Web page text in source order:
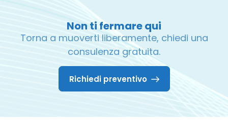
Non ti fermare qui
Torna a muoverti liberamente, chiedi una
consulenza gratuita.
Richiedi preventivo